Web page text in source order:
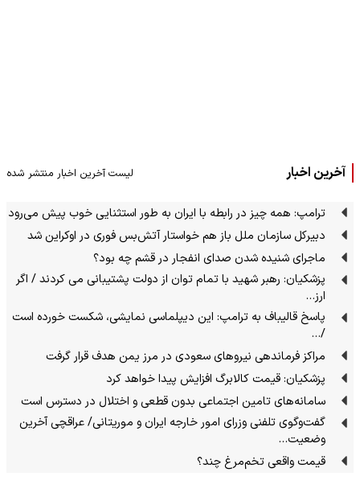
آخرین اخبار لیست آخرین اخبار منتشر شده
ترامپ: همه چیز در رابطه با ایران به طور استثنایی خوب پیش می‌رود
دبیرکل سازمان ملل باز هم خواستار آتش‌بس فوری در اوکراین شد
ماجرای شنیده شدن صدای انفجار در قشم چه بود؟
پزشکیان: رهبر شهید با تمام توان از دولت پشتیبانی می کردند / اگر
ارز…
پاسخ قالیباف به ترامپ: این دیپلماسی نمایشی، شکست خورده است
/…
مراکز فرماندهی نیروهای سعودی در مرز یمن هدف قرار گرفت
پزشکیان: قیمت کالابرگ افزایش پیدا خواهد کرد
سامانه‌های تامین اجتماعی بدون قطعی و اختلال در دسترس است
گفت‌وگوی تلفنی وزرای امور خارجه ایران و موریتانی/ عراقچی آخرین
وضعیت…
قیمت واقعی تخم‌مرغ چند؟